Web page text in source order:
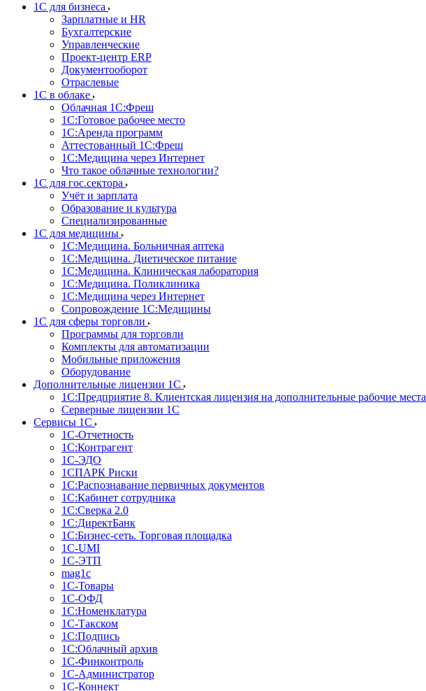
1С для бизнеса
Зарплатные и HR
Бухгалтерские
Управленческие
Проект-центр ERP
Документооборот
Отраслевые
1C в облаке
Облачная 1С:Фреш
1С:Готовое рабочее место
1C:Аренда программ
Аттестованный 1С:Фреш
1С:Медицина через Интернет
Что такое облачные технологии?
1С для гос.сектора
Учёт и зарплата
Образование и культура
Специализированные
1С для медицины
1С:Медицина. Больничная аптека
1С:Медицина. Диетическое питание
1С:Медицина. Клиническая лаборатория
1С:Медицина. Поликлиника
1С:Медицина через Интернет
Сопровождение 1С:Медицины
1С для сферы торговли
Программы для торговли
Комплекты для автоматизации
Мобильные приложения
Оборудование
Дополнительные лицензии 1С
1С:Предприятие 8. Клиентская лицензия на дополнительные рабочие места
Серверные лицензии 1С
Сервисы 1С
1С-Отчетность
1С:Контрагент
1С-ЭДО
1СПАРК Риски
1С:Распознавание первичных документов
1С:Кабинет сотрудника
1С:Сверка 2.0
1С:ДиректБанк
1С:Бизнес-сеть. Торговая площадка
1С-UMI
1С-ЭТП
mag1c
1С-Товары
1С-ОФД
1С:Номенклатура
1С-Такском
1С:Подпись
1С:Облачный архив
1С-Финконтроль
1С-Администратор
1С-Коннект